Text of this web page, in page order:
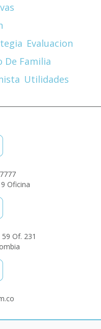
Evaluacion
De Familia
Utilidades
Oficina
Of. 231